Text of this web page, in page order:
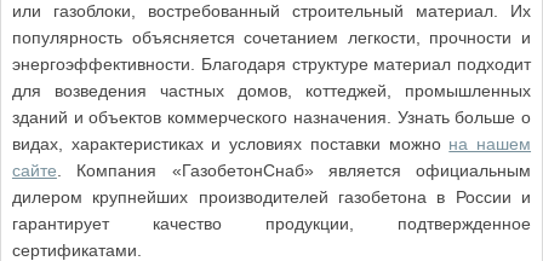
или газоблоки, востребованный строительный материал. Их
популярность объясняется сочетанием легкости, прочности и
энергоэффективности. Благодаря структуре материал подходит
для возведения частных домов, коттеджей, промышленных
зданий и объектов коммерческого назначения. Узнать больше о
видах, характеристиках и условиях поставки можно на нашем
сайте . Компания «ГазобетонСнаб» является официальным
дилером крупнейших производителей газобетона в России и
гарантирует качество продукции, подтвержденное
сертификатами.